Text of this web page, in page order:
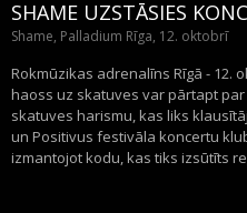
SHAME UZSTĀSIES
Shame, Palladium Rīga, 12. oktobrī
Rokmūzikas adrenalīns Rīgā - 12.
haoss uz skatuves var pārtapt
skatuves harismu, kas liks
un Positivus festivāla koncertu
izmantojot kodu, kas tiks izsūtīts